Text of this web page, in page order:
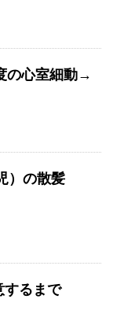
の心室細動→
）の散髪
するまで